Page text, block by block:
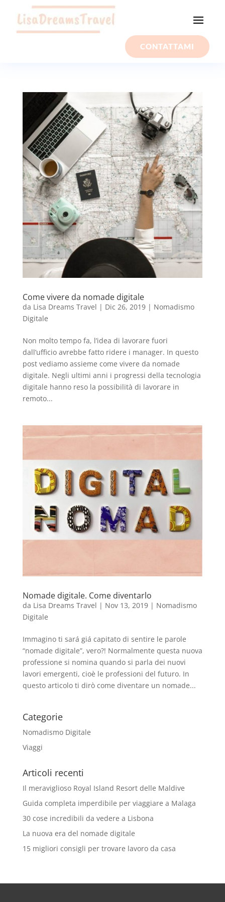
CONTATTAMI
Come vivere da nomade digitale
da Lisa Dreams Travel | Dic 26, 2019| Nomadismo
Digitale
Non molto tempo fa, l’idea di lavorare fuori
dall’ufficio avrebbe fatto ridere i manager. In questo
post vediamo assieme come vivere da nomade
digitale. Negli ultimi anni i progressi della tecnologia
digitale hanno reso la possibilità di lavorare in
remoto...
Nomade digitale. Come diventarlo
da Lisa Dreams Travel | Nov 13, 2019| Nomadismo
Digitale
Immagino ti sará giá capitato di sentire le parole
“nomade digitale”, vero?! Normalmente questa nuova
professione si nomina quando si parla dei nuovi
lavori emergenti, cioè le professioni del futuro. In
questo articolo ti dirò come diventare un nomade...
Categorie
Nomadismo Digitale
Viaggi
Articoli recenti
Il meraviglioso Royal Island Resort delle Maldive
Guida completa imperdibile per viaggiare a Malaga
30 cose incredibili da vedere a Lisbona
La nuova era del nomade digitale
15 migliori consigli per trovare lavoro da casa